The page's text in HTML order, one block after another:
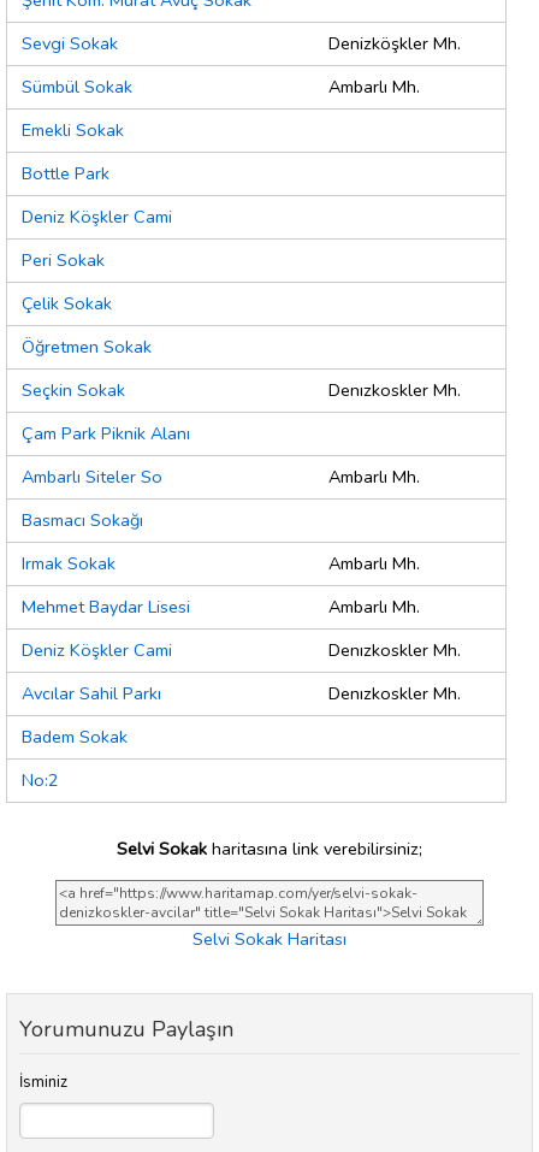
Sevgi Sokak
Denizköşkler Mh.
Sümbül Sokak
Ambarlı Mh.
Emekli Sokak
Bottle Park
Deniz Köşkler Cami
Peri Sokak
Çelik Sokak
Öğretmen Sokak
Seçkin Sokak
Denızkoskler Mh.
Çam Park Piknik Alanı
Ambarlı Siteler So
Ambarlı Mh.
Basmacı Sokağı
Irmak Sokak
Ambarlı Mh.
Mehmet Baydar Lisesi
Ambarlı Mh.
Deniz Köşkler Cami
Denızkoskler Mh.
Avcılar Sahil Parkı
Denızkoskler Mh.
Badem Sokak
No:2
Selvi Sokak haritasına link verebilirsiniz;
Selvi Sokak Haritası
Yorumunuzu Paylaşın
İsminiz